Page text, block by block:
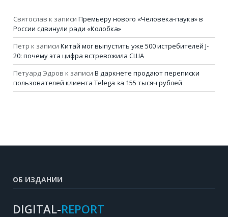
Святослав к записи Премьеру нового «Человека-паука» в
России сдвинули ради «Колобка»
Петр к записи Китай мог выпустить уже 500 истребителей J-
20: почему эта цифра встревожила США
Петуард Эдров к записи В даркнете продают переписки
пользователей клиента Telega за 155 тысяч рублей
ОБ ИЗДАНИИ
DIGITAL-REPORT